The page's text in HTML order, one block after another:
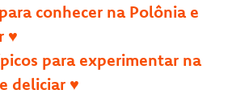
conhecer na Polônia e
♥
para experimentar na
deliciar ♥